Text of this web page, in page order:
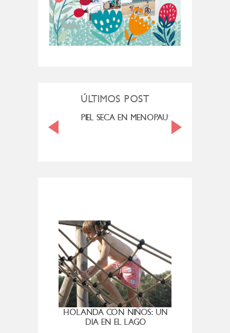
ÚLTIMOS POST
PIEL SECA EN MENOPAUSIA
HOLANDA CON NIÑOS: UN
DIA EN EL LAGO